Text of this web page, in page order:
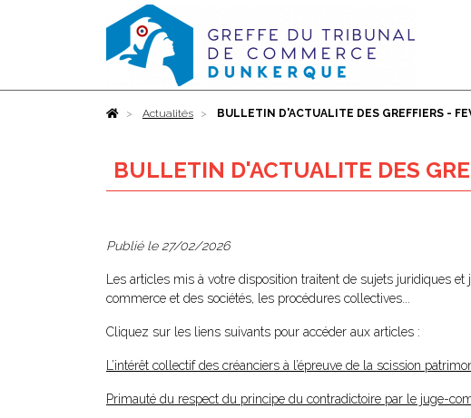
AccueilActualités BULLETIN D'ACTUALITE DES GREFFIERS -
BULLETIN D'ACTUALITE DES
Publié le 27/02/2026
Les articles mis à votre disposition traitent de sujets juridiques
commerce et des sociétés, les procédures collectives...
Cliquez sur les liens suivants pour accéder aux articles :
L’intérêt collectif des créanciers à l’épreuve de la scission
Primauté du respect du principe du contradictoire par le juge-